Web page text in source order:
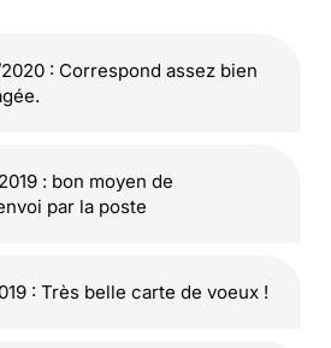
: Correspond assez bien
: bon moyen de
par la poste
2019 : Très belle carte de voeux !